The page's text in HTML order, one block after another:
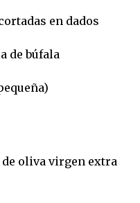
en dados
de búfala
de oliva virgen extra